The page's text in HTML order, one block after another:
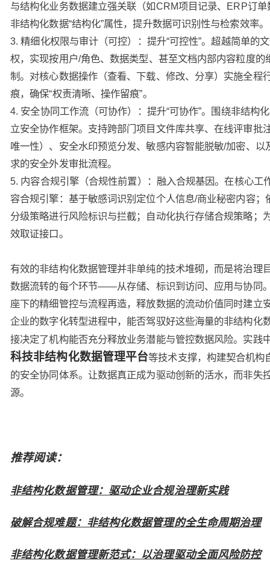
与结构化业务数据建立强关联（如CRM项目记录、ERP订单
非结构化数据“结构化”属性，提升数据可识别性与检索效率。
3. 精细化权限与审计（可控）：提升“可控性”。超越简单的
权，实现按用户/角色、数据类型、甚至文档内部内容粒度的
制。对核心数据操作（查看、下载、修改、分享）实施全程
痕，确保“权责清晰、操作留痕”。
4. 安全协同工作流（可协作）：提升“可协作”。围绕非结构
立安全协作框架。支持跨部门项目文件库共享、在线评审批
唯一性）、安全水印预览分发、敏感内容智能脱敏/加密、以
求的安全外发审批流程。
5. 内容合规引擎（合规性前置）：融入合规基因。在核心工
容合规引擎：基于敏感词识别定位个人信息/商业秘密内容；
分级策略进行风险标识与拦截；自动化执行存储合规策略；
效取证接口。
有效的非结构化数据管理并非单纯的技术堆砌，而是将治理
数据流转的每个环节——从存储、标识到访问、应用与协同
座下的精细管控与流程再造，释放数据的流动价值同时建立
企业的数字化转型进程中，能否驾驭好这些海量的非结构化
接决定了机构能否充分释放业务潜能与管控数据风险。实践
科技非结构化数据管理平台等技术支撑，构建契合机构
的安全协同体系。让数据真正成为驱动创新的活水，而非失
源。
推荐阅读：
非结构化数据管理：驱动企业合规治理新实践
破解合规难题：非结构化数据管理的全生命周期治理
非结构化数据管理新范式：以治理驱动全面风险防控